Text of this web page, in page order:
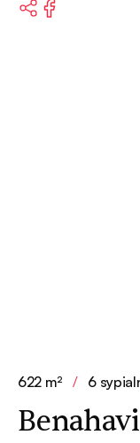
622 m² / 6